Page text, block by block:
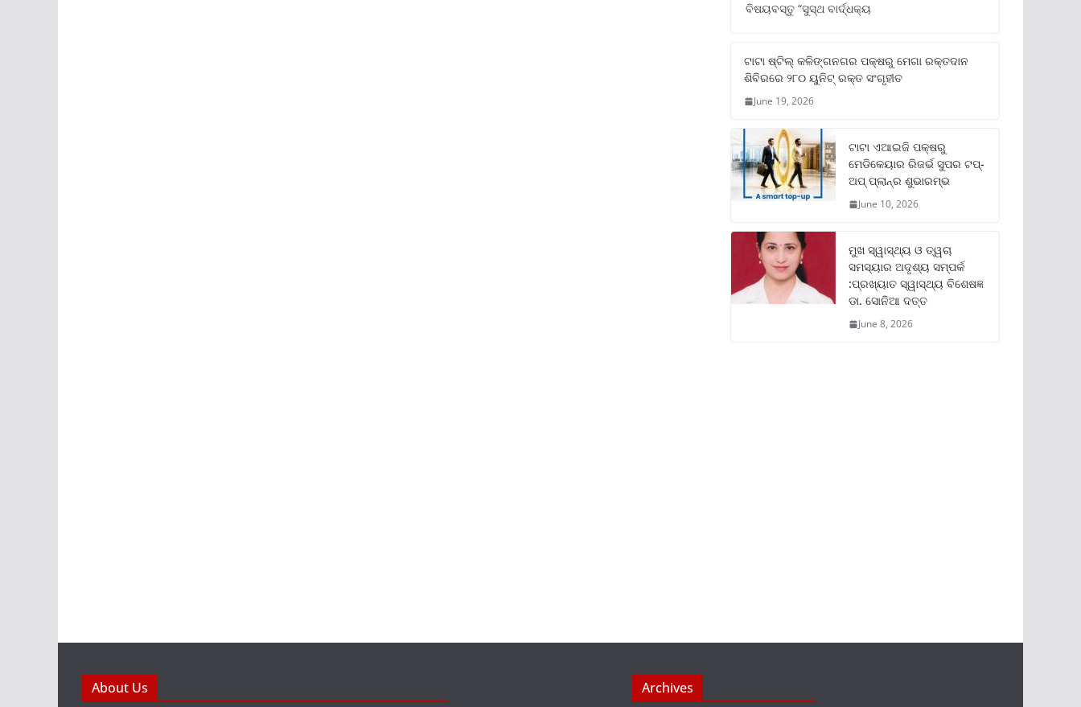
ବିଷୟବସ୍ତୁ “ସୁସ୍ଥ ବାର୍ଦ୍ଧକ୍ୟ
ଟାଟା ଷ୍ଟିଲ୍‌ କଳିଙ୍ଗନଗର ପକ୍ଷରୁ ମେଗା ରକ୍ତଦାନ
ଶିବିରରେ ୨୮୦ ୟୁନିଟ୍‌ ରକ୍ତ ସଂଗୃହୀତ
June 19, 2026
ଟାଟା ଏଆଇଜି ପକ୍ଷରୁ
ମେଡିକେୟାର ରିଜର୍ଭ ସୁପର ଟପ୍‌-
ଅପ୍ ପ୍ଲାନ୍‌ର ଶୁଭାରମ୍ଭ
June 10, 2026
ମୁଖ ସ୍ୱାସ୍ଥ୍ୟ ଓ ତ୍ୱଚା
ସମସ୍ୟାର ଅଦୃଶ୍ୟ ସମ୍ପର୍କ
:ପ୍ରଖ୍ୟାତ ସ୍ୱାସ୍ଥ୍ୟ ବିଶେଷଜ୍ଞ
ଡା. ସୋନିଆ ଦତ୍ତ
June 8, 2026
About Us Archives